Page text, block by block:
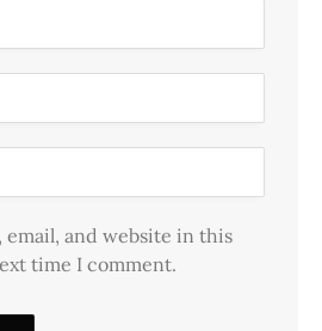
email, and website in this
time I comment.